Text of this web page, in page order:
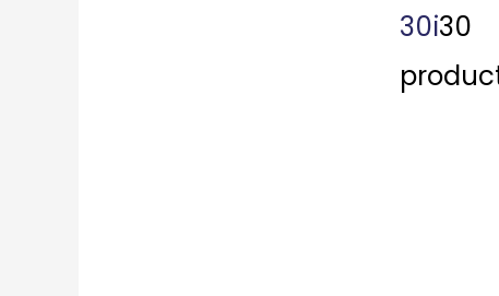
30i30